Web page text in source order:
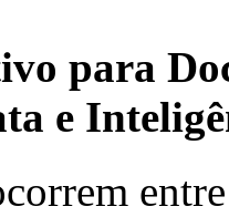
para
e